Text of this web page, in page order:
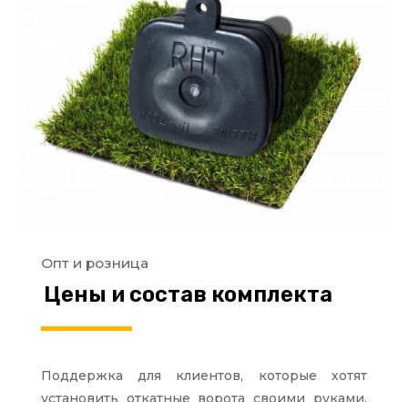
Опт и розница
Цены и состав комплекта
Поддержка для клиентов, которые хотят
установить откатные ворота своими руками.